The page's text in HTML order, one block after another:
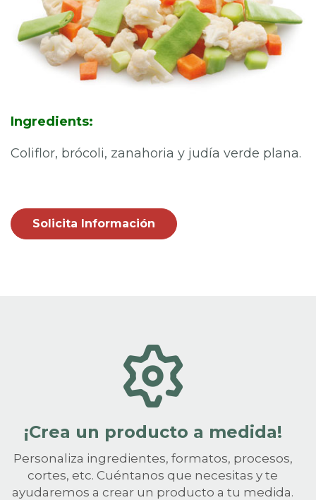
Ingredients:
Coliflor, brócoli, zanahoria y judía verde plana.
Solicita Información
¡Crea un producto a medida!
Personaliza ingredientes, formatos, procesos,
cortes, etc. Cuéntanos que necesitas y te
ayudaremos a crear un producto a tu medida.